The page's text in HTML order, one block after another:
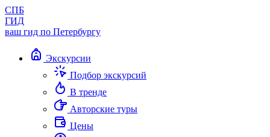
СПБ
ГИД
ваш гид по Петербургу
Экскурсии
Подбор экскурсий
В тренде
Авторские туры
Цены